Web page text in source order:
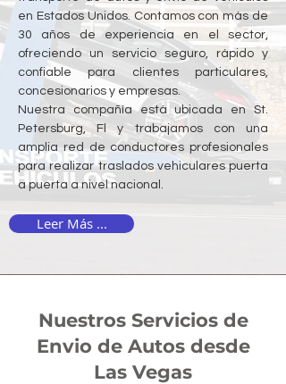
en Estados Unidos. Contamos con más de
30 años de experiencia en el sector,
ofreciendo un servicio seguro, rápido y
confiable para clientes particulares,
concesionarios y empresas.
Nuestra compañía está ubicada en St.
Petersburg, Fl y trabajamos con una
amplia red de conductores profesionales
para realizar traslados vehiculares puerta
a puerta a nivel nacional.
Leer Más ...
Nuestros Servicios de
Envio de Autos desde
Las Vegas